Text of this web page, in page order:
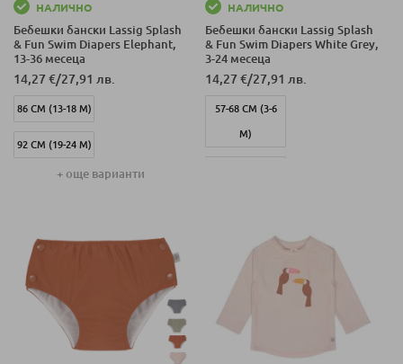
НАЛИЧНО
Бебешки бански Lassig Splash
& Fun Swim Diapers Elephant,
13-36 месеца
14,27 €/27,91 лв.
86 СМ (13-18 М)
92 СМ (19-24 М)
98 СМ (25-36 М)
+ още варианти
НАЛИЧНО
Бебешки бански Lassig Splash
& Fun Swim Diapers White Grey,
3-24 месеца
14,27 €/27,91 лв.
57-68 СМ (3-6
М)